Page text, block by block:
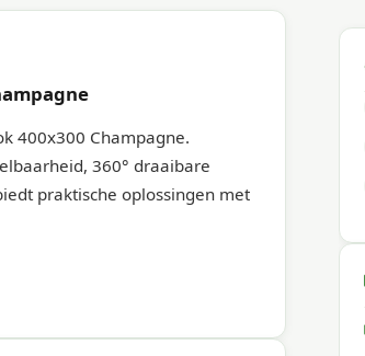
400x300 Champagne.
360° draaibare
praktische oplossingen met
Geeft veel schaduw